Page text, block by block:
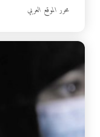
محرر الموقع العربي